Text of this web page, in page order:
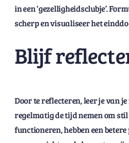
in een ‘gezelligheidsclubje’.
scherp en visualiseer het
Blijf
Door te reflecteren, leer je van
regelmatig de tijd nemen om
functioneren, hebben een